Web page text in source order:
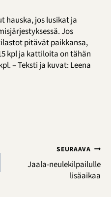
hauska, jos lusikat ja
Jos
pitävät paikkansa,
kpl ja kattiloita on tähän
– Teksti ja kuvat: Leena
SEURAAVA
Jaala-neulekilpailulle
lisäaikaa